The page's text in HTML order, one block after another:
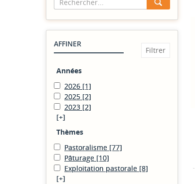
AFFINER
Années
2026 [1]
2025 [2]
2023 [2]
[+]
Thèmes
Pastoralisme [77]
Pâturage [10]
Exploitation pastorale [8]
[+]